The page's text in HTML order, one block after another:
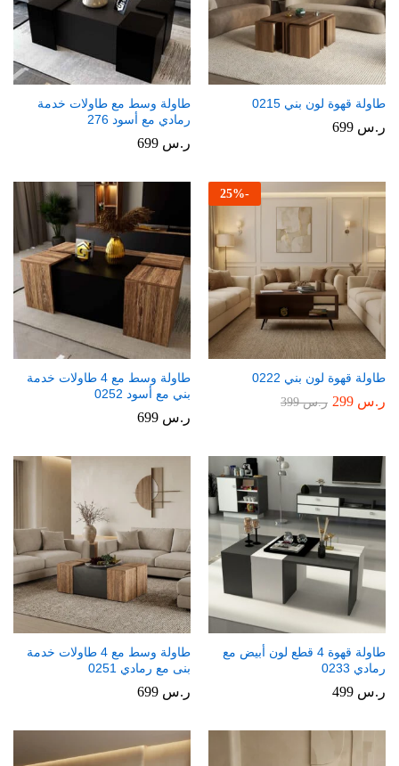
طاولة قهوة لون بني 0215
ر.س
طاولة وسط مع طاولات خدمة
رمادي مع أسود 276
ر.س
-
25%
طاولة قهوة لون بني 0222
ر.س ر.س399
طاولة وسط مع 4 طاولات خدمة
بني مع أسود 0252
ر.س
طاولة قهوة 4 قطع لون أبيض مع
رمادي 0233
ر.س
طاولة وسط مع 4 طاولات خدمة
بنى مع رمادي 0251
ر.س